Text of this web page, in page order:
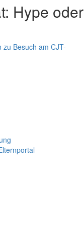
Hype oder